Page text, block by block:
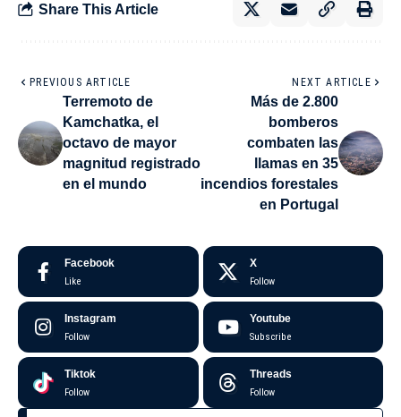
Share This Article
PREVIOUS ARTICLE
Terremoto de
Kamchatka, el
octavo de mayor
magnitud registrado
en el mundo
NEXT ARTICLE
Más de 2.800
bomberos
combaten las
llamas en 35
incendios forestales
en Portugal
Facebook
Like
X
Follow
Instagram
Follow
Youtube
Subscribe
Tiktok
Follow
Threads
Follow